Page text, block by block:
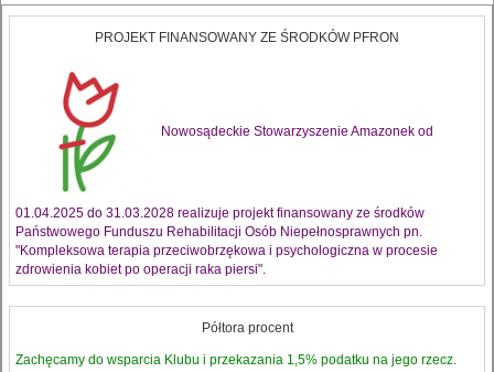
PROJEKT FINANSOWANY ZE ŚRODKÓW PFRON
Nowosądeckie Stowarzyszenie Amazonek od
01.04.2025 do 31.03.2028 realizuje projekt finansowany ze środków
Państwowego Funduszu Rehabilitacji Osób Niepełnosprawnych pn.
"Kompleksowa terapia przeciwobrzękowa i psychologiczna w procesie
zdrowienia kobiet po operacji raka piersi".
Półtora procent
Zachęcamy do wsparcia Klubu i przekazania 1,5% podatku na jego rzecz.